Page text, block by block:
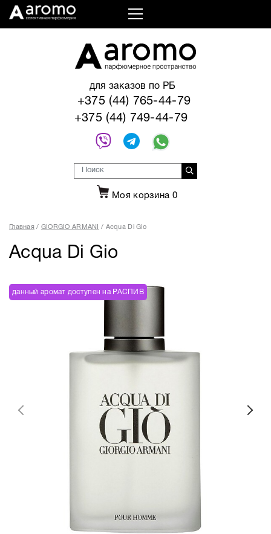
для заказов по РБ
+375 (44) 765-44-79
+375 (44) 749-44-79
Моя корзина 0
Главная GIORGIO ARMANI Acqua Di Gio
Acqua Di Gio
данный аромат доступен на РАСПИВ